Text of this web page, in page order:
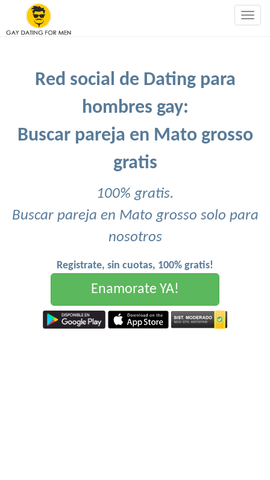
Red social de Dating para
hombres gay:
Buscar pareja en Mato grosso
gratis
100% gratis.
Buscar pareja en Mato grosso solo para
nosotros
Registrate, sin cuotas, 100% gratis!
Enamorate YA!